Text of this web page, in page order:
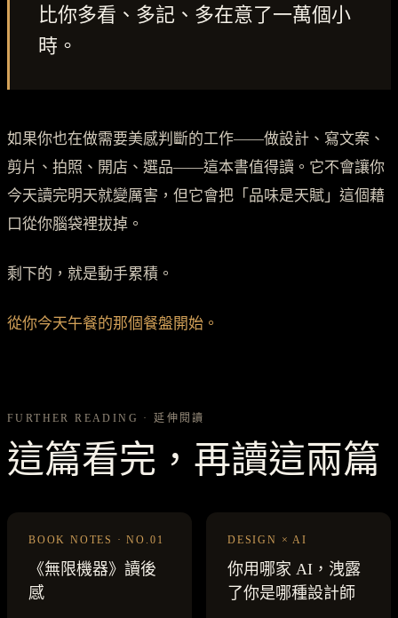
比你多看、多記、多在意了一萬個小
時。
如果你也在做需要美感判斷的工作——做設計、寫文案、
剪片、拍照、開店、選品——這本書值得讀。它不會讓你
今天讀完明天就變厲害，但它會把「品味是天賦」這個藉
口從你腦袋裡拔掉。
剩下的，就是動手累積。
從你今天午餐的那個餐盤開始。
FURTHER READING · 延伸閱讀
這篇看完，再讀這兩篇
BOOK NOTES · NO.01
《無限機器》讀後
感
DESIGN × AI
你用哪家 AI，洩露
了你是哪種設計師